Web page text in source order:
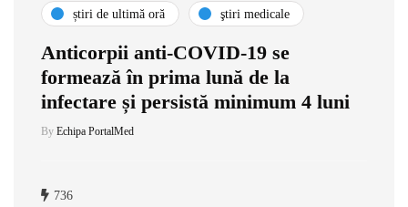
știri de ultimă oră ştiri medicale
Anticorpii anti-COVID-19 se
formează în prima lună de la
infectare și persistă minimum 4 luni
By Echipa PortalMed
736